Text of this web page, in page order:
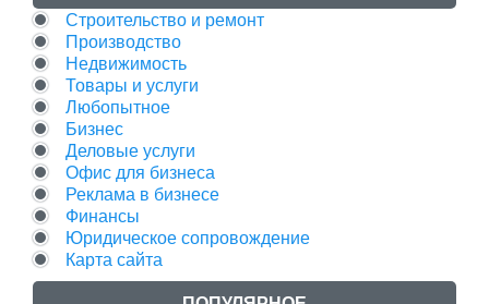
Строительство и ремонт
Производство
Недвижимость
Товары и услуги
Любопытное
Бизнес
Деловые услуги
Офис для бизнеса
Реклама в бизнесе
Финансы
Юридическое сопровождение
Карта сайта